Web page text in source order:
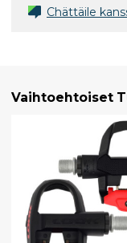
Chättäile
Vaihtoehtoiset